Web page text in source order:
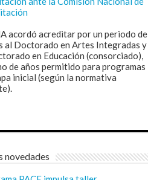
acordó acreditar por un periodo de
al Doctorado en Artes Integradas y
en Educación (consorciado),
de años permitido para programas
inicial (según la normativa
novedades